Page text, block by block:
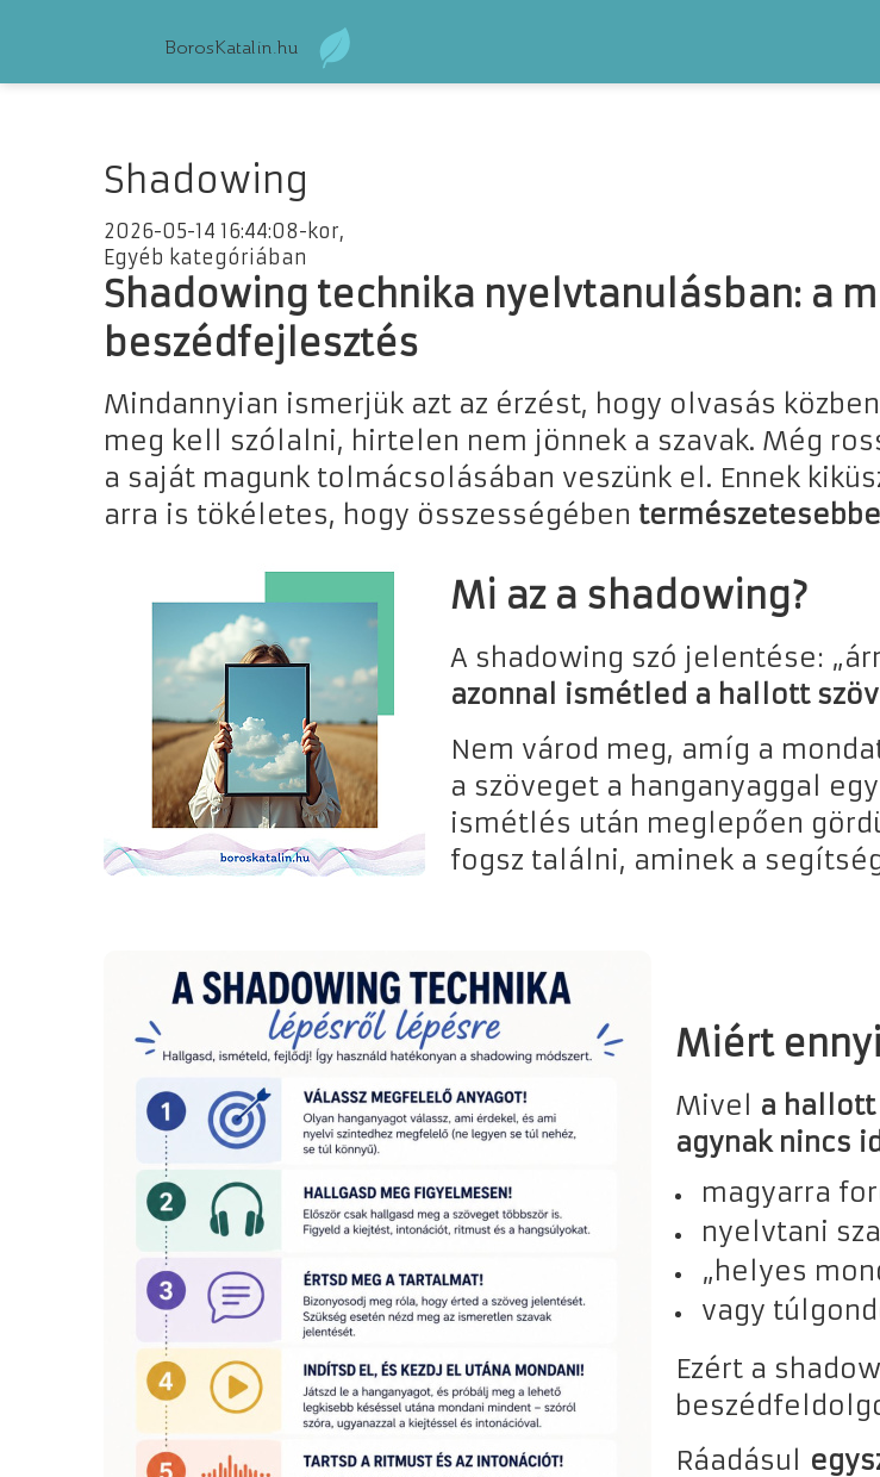
Shadowing
2026-05-14 16:44:08-kor,
Egyéb kategóriában
Shadowing technika nyelvtanulásban: a
beszédfejlesztés
Mindannyian ismerjük azt az érzést, hogy olvasás
meg kell szólalni, hirtelen nem jönnek a szavak. Még
a saját magunk tolmácsolásában veszünk el. Ennek
arra is tökéletes, hogy összességében
Mi az a shadowing?
A shadowing szó jelentése:
azonnal ismétled a hallott
Nem várod meg, amíg a
a szöveget a hanganyaggal
ismétlés után meglepően
fogsz találni, aminek a
Miért
Mivel a hallott
agynak nincs
magyarra
nyelvtani
„helyes
vagy
Ezért a
Ráadásul